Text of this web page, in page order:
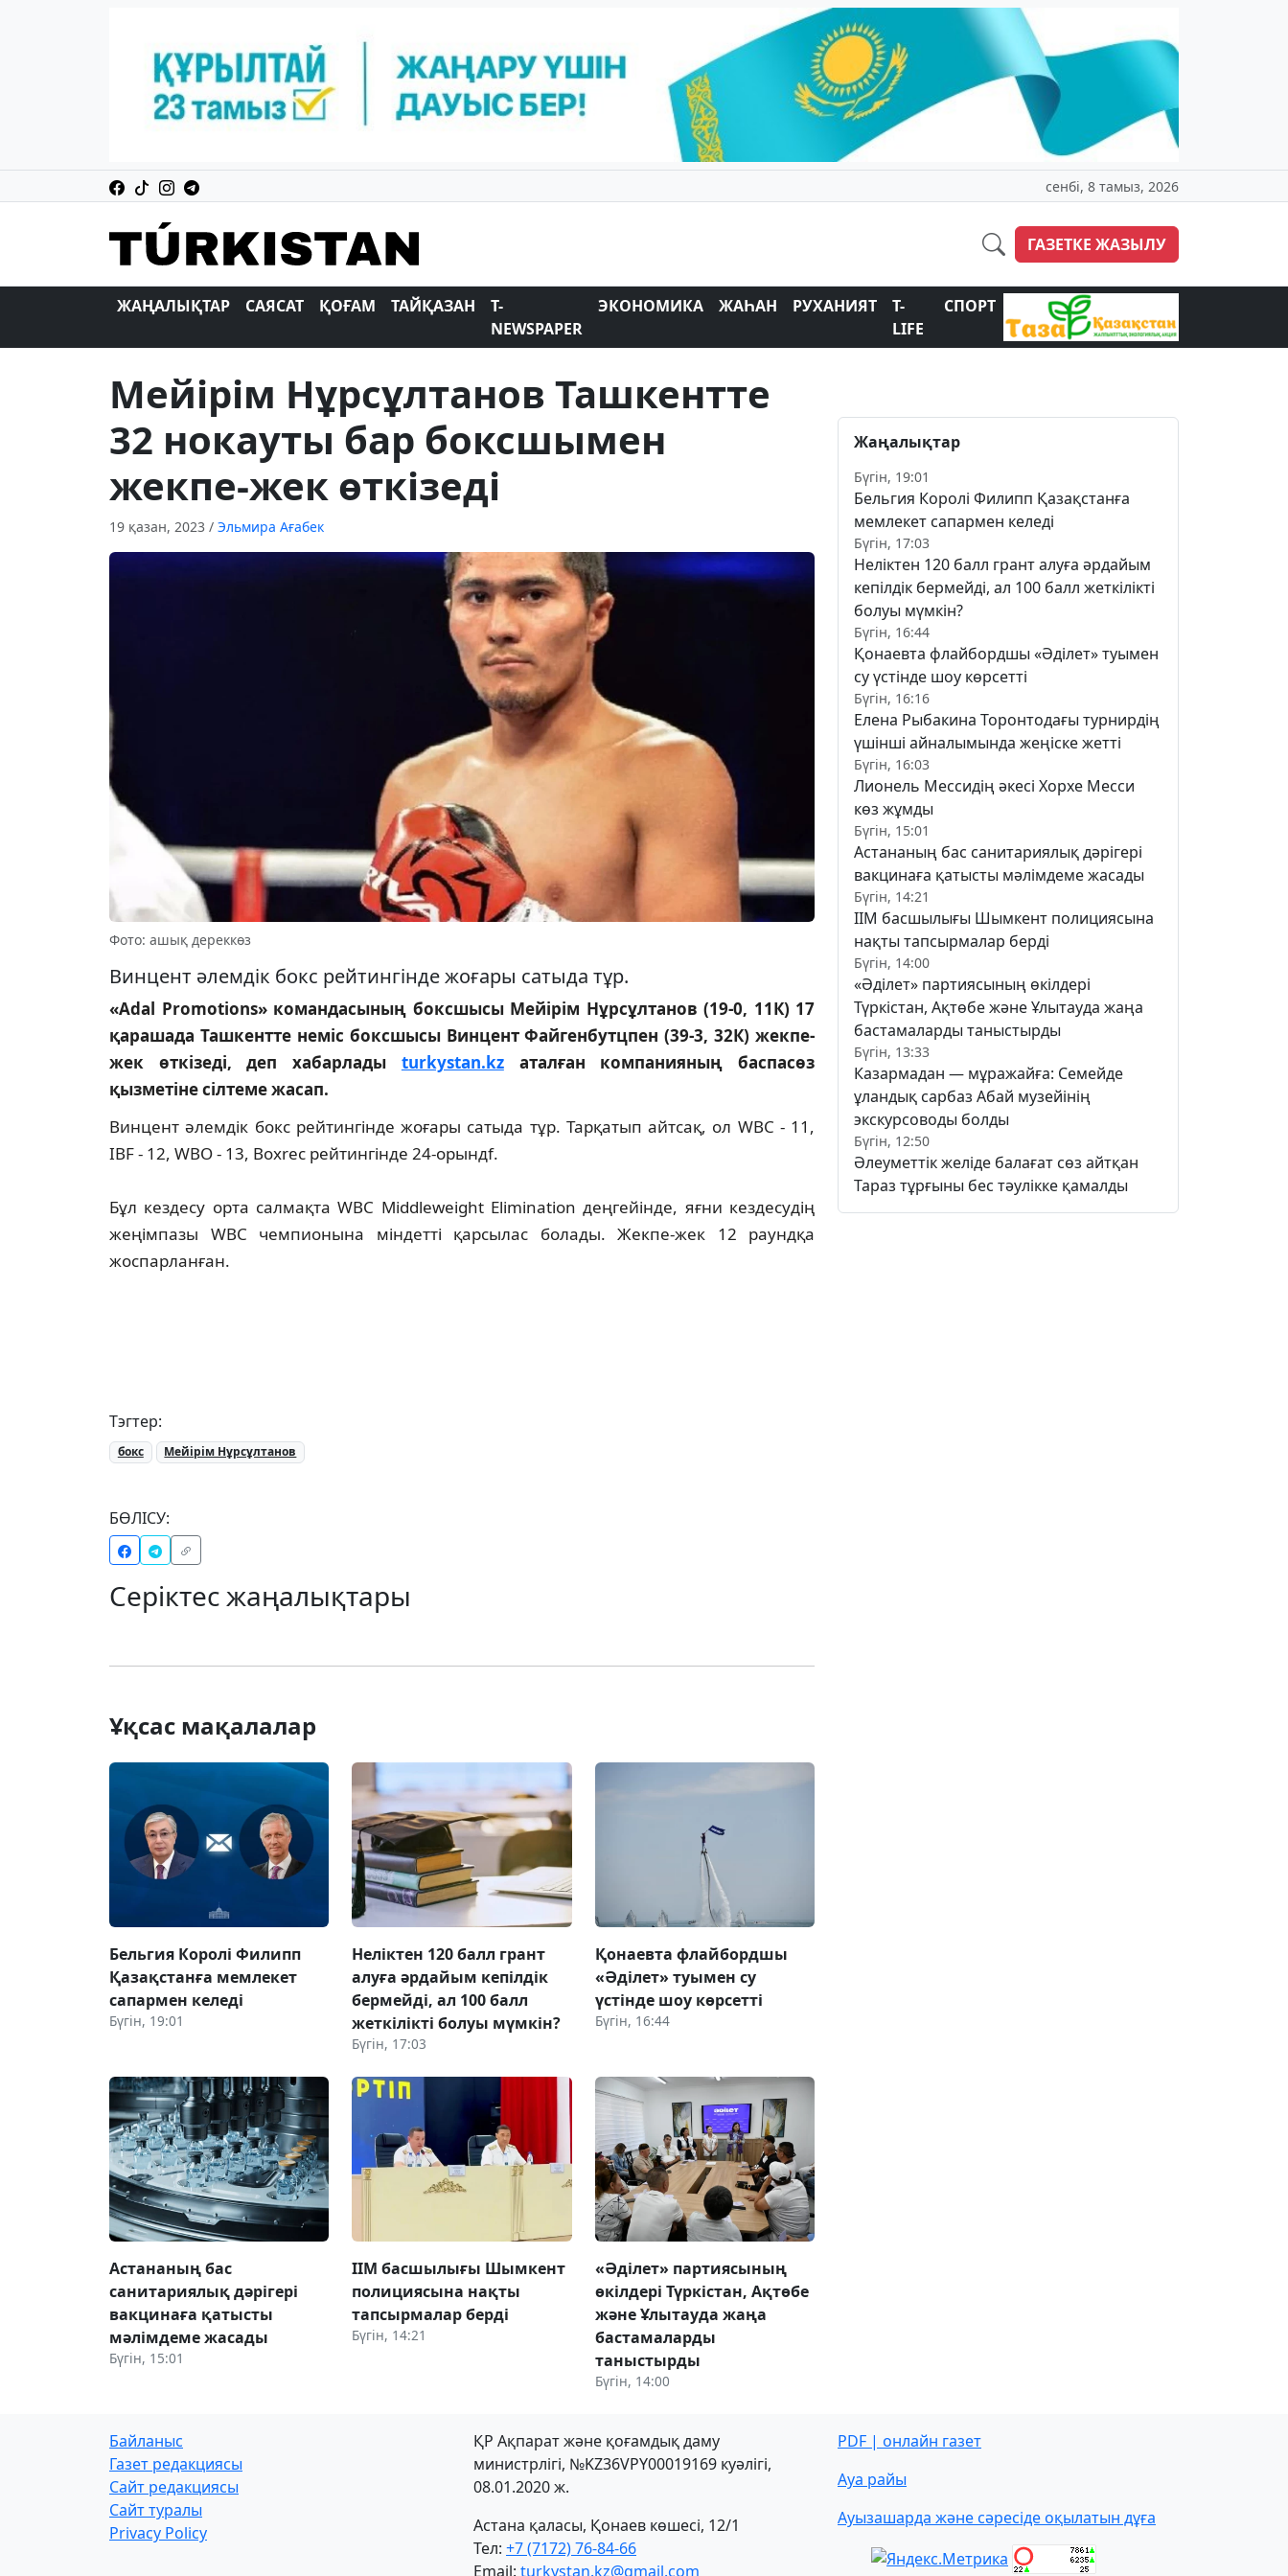
сенбі, 8 тамыз, 2026
ГАЗЕТКЕ ЖАЗЫЛУ
ЖАҢАЛЫҚТАР САЯСАТ ҚОҒАМ ТАЙҚАЗАН
T-
NEWSPAPER
ЭКОНОМИКА ЖАҺАН РУХАНИЯТ
T-
LIFE
СПОРТ
Мейірім Нұрсұлтанов Ташкентте
32 нокауты бар боксшымен
жекпе-жек өткізеді
19 қазан, 2023 / Эльмира Ағабек
Фото: ашық дереккөз
Винцент әлемдік бокс рейтингінде жоғары сатыда тұр.
«Adal Promotions» командасының боксшысы Мейірім Нұрсұлтанов (19-0, 11К) 17
қарашада Ташкентте неміс боксшысы Винцент Файгенбутцпен (39-3, 32К) жекпе-
жек өткізеді, деп хабарлады turkystan.kzаталған компанияның баспасөз
қызметіне сілтеме жасап.
Винцент әлемдік бокс рейтингінде жоғары сатыда тұр. Тарқатып айтсақ, ол WBC - 11,
IBF - 12, WBO - 13, Boxrec рейтингінде 24-орындf.
Бұл кездесу орта салмақта WBC Middleweight Elimination деңгейінде, яғни кездесудің
жеңімпазы WBC чемпионына міндетті қарсылас болады. Жекпе-жек 12 раундқа
жоспарланған.
Тэгтер:
бокс Мейірім Нұрсұлтанов
БӨЛІСУ:
Серіктес жаңалықтары
Ұқсас мақалалар
Бельгия Королі Филипп
Қазақстанға мемлекет
сапармен келеді
Бүгін, 19:01
Неліктен 120 балл грант
алуға әрдайым кепілдік
бермейді, ал 100 балл
жеткілікті болуы мүмкін?
Бүгін, 17:03
Қонаевта флайбордшы
«Әділет» туымен су
үстінде шоу көрсетті
Бүгін, 16:44
Астананың бас
санитариялық дәрігері
вакцинаға қатысты
мәлімдеме жасады
Бүгін, 15:01
ІІМ басшылығы Шымкент
полициясына нақты
тапсырмалар берді
Бүгін, 14:21
«Әділет» партиясының
өкілдері Түркістан, Ақтөбе
және Ұлытауда жаңа
бастамаларды
таныстырды
Бүгін, 14:00
Жаңалықтар
Бүгін, 19:01
Бельгия Королі Филипп Қазақстанға
мемлекет сапармен келеді
Бүгін, 17:03
Неліктен 120 балл грант алуға әрдайым
кепілдік бермейді, ал 100 балл жеткілікті
болуы мүмкін?
Бүгін, 16:44
Қонаевта флайбордшы «Әділет» туымен
су үстінде шоу көрсетті
Бүгін, 16:16
Елена Рыбакина Торонтодағы турнирдің
үшінші айналымында жеңіске жетті
Бүгін, 16:03
Лионель Мессидің әкесі Хорхе Месси
көз жұмды
Бүгін, 15:01
Астананың бас санитариялық дәрігері
вакцинаға қатысты мәлімдеме жасады
Бүгін, 14:21
ІІМ басшылығы Шымкент полициясына
нақты тапсырмалар берді
Бүгін, 14:00
«Әділет» партиясының өкілдері
Түркістан, Ақтөбе және Ұлытауда жаңа
бастамаларды таныстырды
Бүгін, 13:33
Казармадан — мұражайға: Семейде
ұландық сарбаз Абай музейінің
экскурсоводы болды
Бүгін, 12:50
Әлеуметтік желіде балағат сөз айтқан
Тараз тұрғыны бес тәулікке қамалды
Байланыс
Газет редакциясы
Сайт редакциясы
Сайт туралы
Privacy Policy
ҚР Ақпарат және қоғамдық даму
министрлігі, №KZ36VPY00019169 куәлігі,
08.01.2020 ж.
Астана қаласы, Қонаев көшесі, 12/1
Тел: +7 (7172) 76-84-66
Email: turkystan.kz@gmail.com
PDF | онлайн газет
Ауа райы
Ауызашарда және сәресіде оқылатын дұға